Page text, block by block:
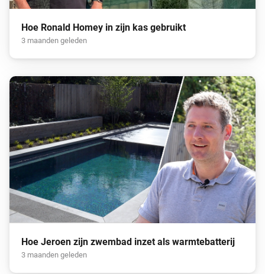
Hoe Ronald Homey in zijn kas gebruikt
3 maanden geleden
Hoe Jeroen zijn zwembad inzet als warmtebatterij
3 maanden geleden